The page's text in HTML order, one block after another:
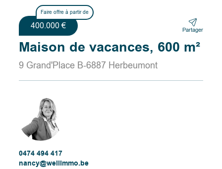
Faire offre à partir de
400.000 € Partager
Maison de vacances, 600 m²
9 Grand'Place B-6887 Herbeumont
0474 494 417
nancy@wellimmo.be